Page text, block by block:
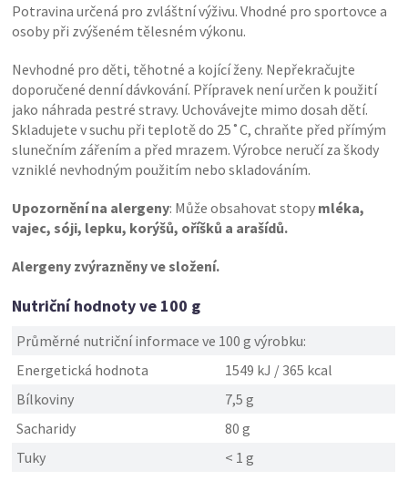
Potravina určená pro zvláštní výživu. Vhodné pro sportovce a
osoby při zvýšeném tělesném výkonu.
Nevhodné pro děti, těhotné a kojící ženy. Nepřekračujte
doporučené denní dávkování. Přípravek není určen k použití
jako náhrada pestré stravy. Uchovávejte mimo dosah dětí.
Skladujete v suchu při teplotě do 25˚C, chraňte před přímým
slunečním zářením a před mrazem. Výrobce neručí za škody
vzniklé nevhodným použitím nebo skladováním.
Upozornění na alergeny: Může obsahovat stopy mléka,
vajec, sóji, lepku, korýšů, oříšků a arašídů.
Alergeny zvýrazněny ve složení.
Nutriční hodnoty ve 100 g
Průměrné nutriční informace ve 100 g výrobku:
Energetická hodnota
1549 kJ / 365 kcal
Bílkoviny
7,5 g
Sacharidy
80 g
Tuky
< 1 g